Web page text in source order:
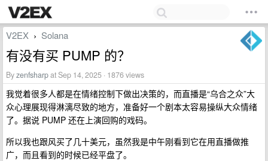
V2EX › Solana
有没有买 PUMP 的？
Byzenfsharpat Sep 14, 2025 · 1876 views
我觉着很多人都是在情绪控制下做出决策的，而直播是“乌合之众”大
众心理展现得淋漓尽致的地方，准备好一个剧本太容易操纵大众情绪
了。据说 PUMP 还在上演回购的戏码。
所以我也跟风买了几十美元，虽然我是中午刚看到它在用直播做推
广，而且看到的时候已经平盘了。